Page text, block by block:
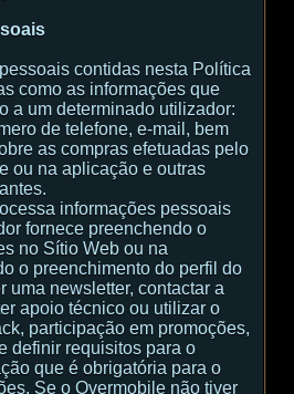
contidas nesta Política
como as informações que
a um determinado utilizador:
de telefone, e-mail, bem
as compras efetuadas pelo
ou na aplicação e outras
informações pessoais
fornece preenchendo o
no Sítio Web ou na
o preenchimento do perfil do
uma newsletter, contactar a
apoio técnico ou utilizar o
participação em promoções,
definir requisitos para o
que é obrigatória para o
Se o Overmobile não tiver